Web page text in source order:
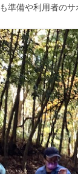
準備や利用者の